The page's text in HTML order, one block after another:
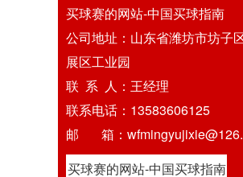
买球赛的网站-中国买球指南
公司地址：山东省潍坊市坊子
展区工业园
联 系 人：王经理
联系电话：13583606125
邮 箱：
买球赛的网站-中国买球指南